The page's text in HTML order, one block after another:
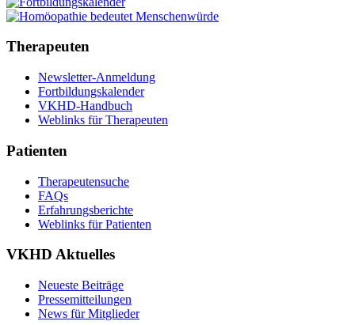
Therapeuten
Newsletter-Anmeldung
Fortbildungskalender
VKHD-Handbuch
Weblinks für Therapeuten
Patienten
Therapeutensuche
FAQs
Erfahrungsberichte
Weblinks für Patienten
VKHD Aktuelles
Neueste Beiträge
Pressemitteilungen
News für Mitglieder